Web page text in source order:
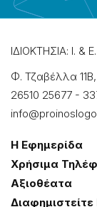
ΙΔΙΟΚΤΗΣΙΑ: Ι.
Φ. Τζαβέλλα
26510 25677 -
Η Εφημερίδα
Χρήσɩμα
Αξɩοθέατα